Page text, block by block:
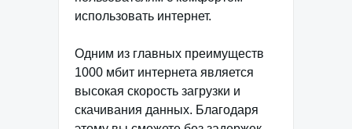
использовать интернет.
Одним из главных преимуществ
1000 мбит интернета является
высокая скорость загрузки и
скачивания данных. Благодаря